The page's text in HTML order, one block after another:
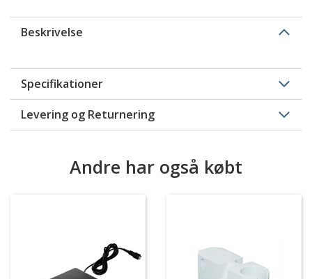
Beskrivelse
Specifikationer
Levering og Returnering
Andre har også købt